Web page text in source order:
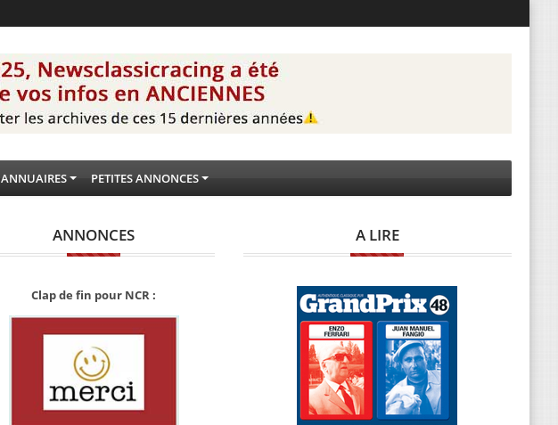
ANNUAIRES PETITES ANNONCES
ANNONCES
Clap de fin pour NCR :
A LIRE